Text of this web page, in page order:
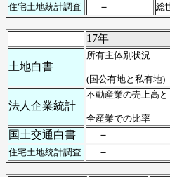
住宅土地統計調査 － 総
17年
土地白書
所有主体別状況
(国公有地と私有地)
法人企業統計
不動産業の売上高と
全産業での比率
国土交通白書 －
住宅土地統計調査 －